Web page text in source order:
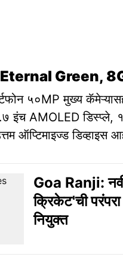
Green,
५०MP मुख्य
इंच AMOLED डिस्प्ले,
ऑप्टिमाइज्ड डिव्हाइस
Goa Ranji:
क्रिकेट'ची
नियुक्त